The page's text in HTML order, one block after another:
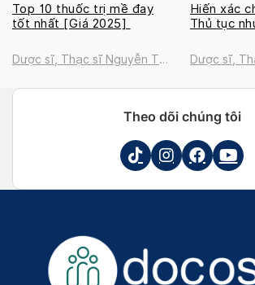
Top 10 thuốc trị mề đay
tốt nhất [Giá 2025]
Dược sĩ, Thạc sĩ Nguyễn Thị
Hiến xác
Thủ tục
Dược sĩ,
Theo dõi chúng tôi